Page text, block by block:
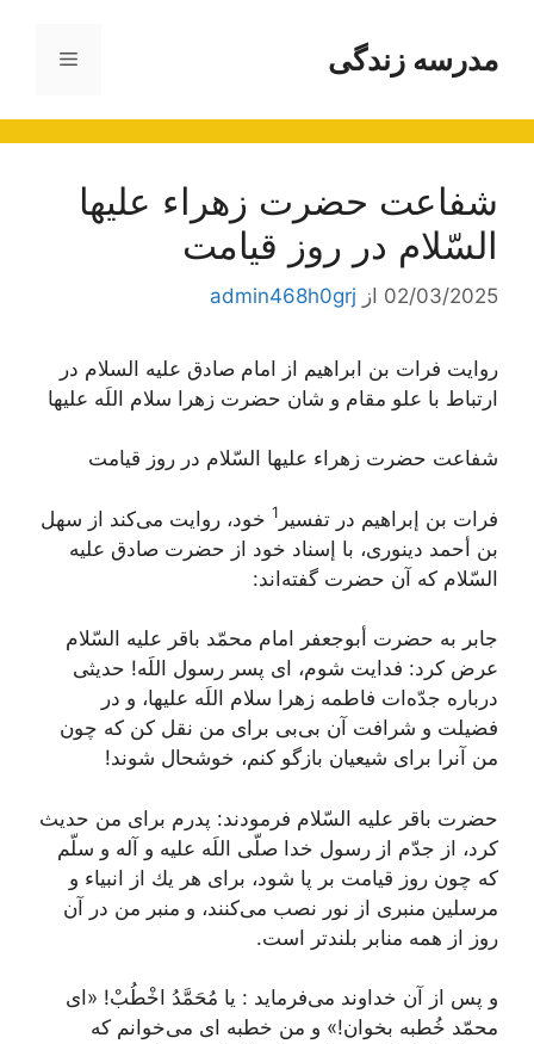
محتوامدرسه زندگی فهرست
شفاعت حضرت زهراء عليها
السّلام در روز قيامت
02/03/2025 از admin468h0grj
روایت فرات بن ابراهیم از امام صادق علیه السلام در
ارتباط با علو مقام و شان حضرت زهرا سلام اللَه علیها
شفاعت حضرت زهراء علیها السّلام در روز قیامت‌
فرات بن إبراهیم در تفسیر 1 خود، روایت می‌كند از سهل
بن أحمد دینورى، با إسناد خود از حضرت صادق علیه
السّلام كه آن حضرت گفته‌اند:
جابر به حضرت أبوجعفر امام‌ محمّد باقر علیه السّلام
عرض كرد: فدایت شوم، اى پسر رسول اللَه! حدیثى
درباره جدّه‌ات فاطمه زهرا سلام اللَه علیها، و در
فضیلت و شرافت آن بى‌بى براى من نقل كن كه چون
من آنرا براى شیعیان بازگو كنم، خوشحال شوند!
حضرت باقر علیه السّلام فرمودند: پدرم براى من حدیث
كرد، از جدّم از رسول خدا صلّى اللَه علیه و آله و سلّم
كه چون روز قیامت بر پا شود، براى هر یك از انبیاء و
مرسلین منبرى از نور نصب مى‌كنند، و منبر من در آن
روز از همه منابر بلند‌تر است.
و پس از آن خداوند می‌فرماید : یا مُحَمَّدُ اخْطُبْ! «اى
محمّد خُطبه بخوان!» و من خطبه اى می‌خوانم كه